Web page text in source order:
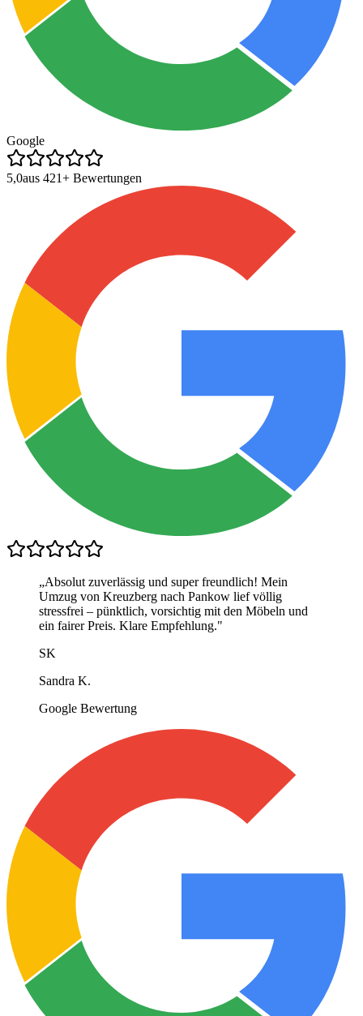
Google
5,0aus 421+ Bewertungen
„Absolut zuverlässig und super freundlich! Mein
Umzug von Kreuzberg nach Pankow lief völlig
stressfrei – pünktlich, vorsichtig mit den Möbeln und
ein fairer Preis. Klare Empfehlung."
SK
Sandra K.
Google Bewertung